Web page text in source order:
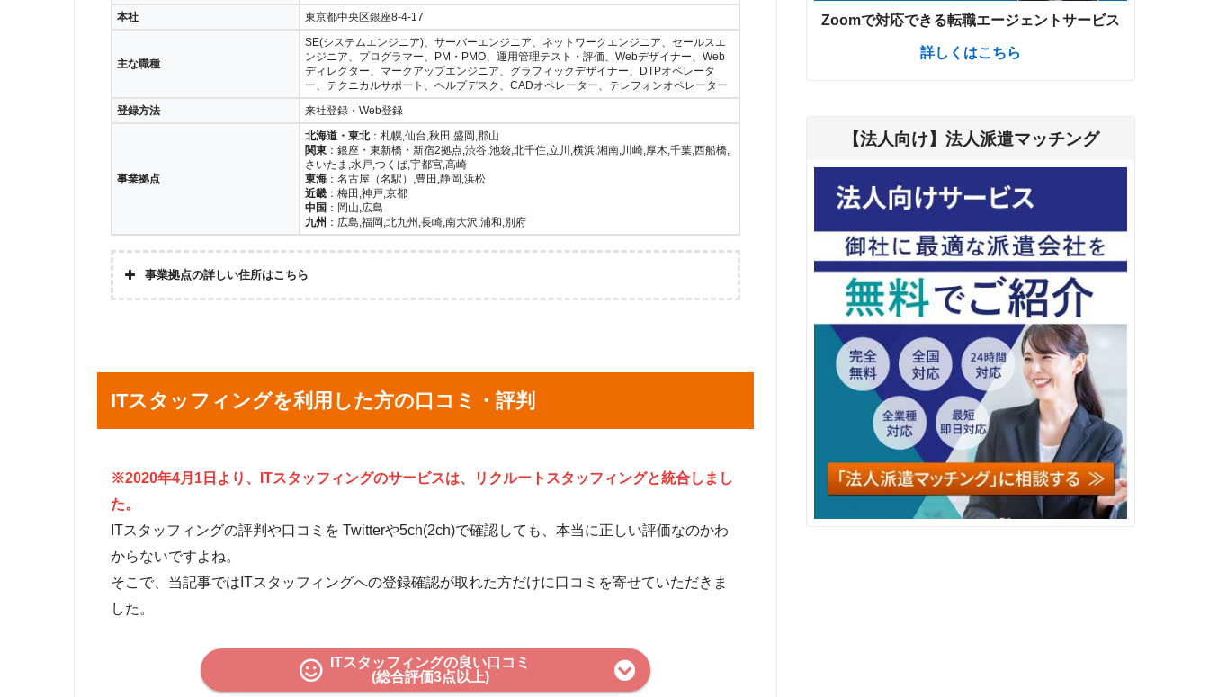
本社
東京都中央区銀座8-4-17
主な職種
SE(システムエンジニア)、サーバーエンジニア、ネットワークエンジニア、セールスエ
ンジニア、プログラマー、PM・PMO、運用管理テスト・評価、Webデザイナー、Web
ディレクター、マークアップエンジニア、グラフィックデザイナー、DTPオペレータ
ー、テクニカルサポート、ヘルプデスク、CADオペレーター、テレフォンオペレーター
登録方法
来社登録・Web登録
事業拠点
北海道・東北：札幌,仙台,秋田,盛岡,郡山
関東 ：銀座・東新橋・新宿2拠点,渋谷,池袋,北千住,立川,横浜,湘南,川崎,厚木,千葉,西船橋,
さいたま,水戸,つくば,宇都宮,高崎
東海 ：名古屋（名駅）,豊田,静岡,浜松
近畿 ：梅田,神戸,京都
中国 ：岡山,広島
九州 ：広島,福岡,北九州,長崎,南大沢,浦和,別府
事業拠点の詳しい住所はこちら
銀座登録センター
東京都中央区銀座8-4-17 リクルートGINZA8ビル 2階
北千住登録センター
東京都足立区千住3-98-2 千住ミルディスⅡ番館 4階
立川登録センター
東京都立川市曙町2丁目37−7 コアシティ立川7階
横浜登録センター
神奈川県横浜市神奈川区鶴屋町2-23-2 TSプラザビルディング12階
厚木登録センター
神奈川県厚木市中町2-8-13 TPR厚木ビル6階
さいたま登録センター
千葉登録センター
千葉県千葉市中央区新町3-13 千葉TNビル5階
梅田登録センター
大阪府大阪市北区角田町8番1号 梅田阪急ビルオフィスタワー32階
三宮登録センター
兵庫県神戸市中央区江戸町95 井門神戸ビル12階
ITスタッフィングを利用した方の口コミ・評判
※2020年4月1日より、ITスタッフィングのサービスは、リクルートスタッフィングと統合しまし
た。
ITスタッフィングの評判や口コミを Twitterや5ch(2ch)で確認しても、本当に正しい評価なのかわ
からないですよね。
そこで、当記事ではITスタッフィングへの登録確認が取れた方だけに口コミを寄せていただきま
した。
ITスタッフィングの良い口コミ
(総合評価3点以上)
Zoomで対応できる転職エージェントサービス
詳しくはこちら
【法人向け】法人派遣マッチング